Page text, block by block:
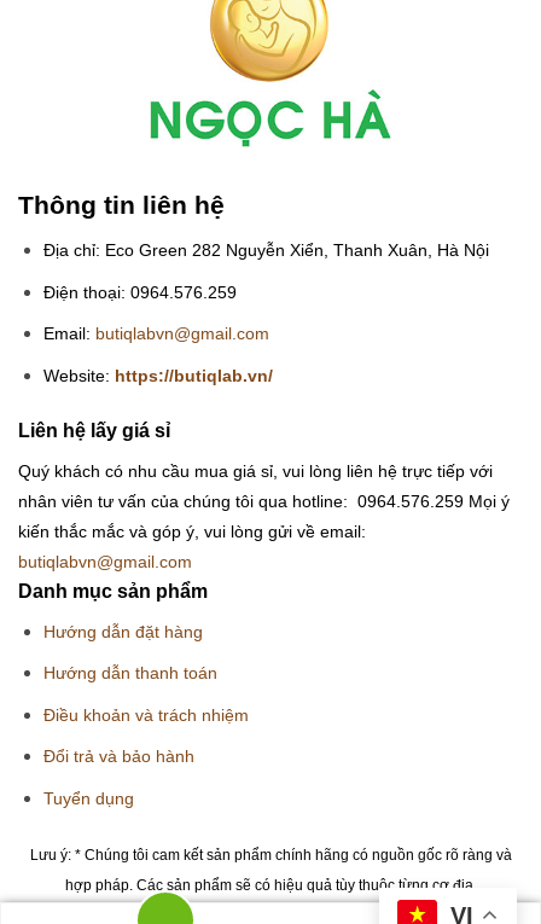
Thông tin liên hệ
Địa chỉ: Eco Green 282 Nguyễn Xiển, Thanh Xuân, Hà Nội
Điện thoại: 0964.576.259
Email: butiqlabvn@gmail.com
Website: https://butiqlab.vn/
Liên hệ lấy giá sỉ
Quý khách có nhu cầu mua giá sỉ, vui lòng liên hệ trực tiếp với
nhân viên tư vấn của chúng tôi qua hotline: 0964.576.259 Mọi ý
kiến thắc mắc và góp ý, vui lòng gửi về email:
butiqlabvn@gmail.com
Danh mục sản phẩm
Hướng dẫn đặt hàng
Hướng dẫn thanh toán
Điều khoản và trách nhiệm
Đổi trả và bảo hành
Tuyển dụng
Lưu ý: * Chúng tôi cam kết sản phẩm chính hãng có nguồn gốc rõ ràng và
hợp pháp. Các sản phẩm sẽ có hiệu quả tùy thuộc từng cơ địa.
VI